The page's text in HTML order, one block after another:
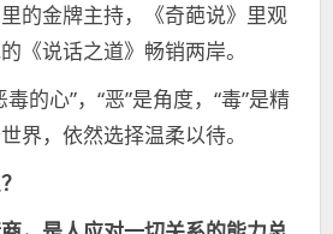
的金牌主持，《奇葩说》里观
《说话之道》畅销两岸。
的心”，“恶”是角度，“毒”是精
界，依然选择温柔以待。